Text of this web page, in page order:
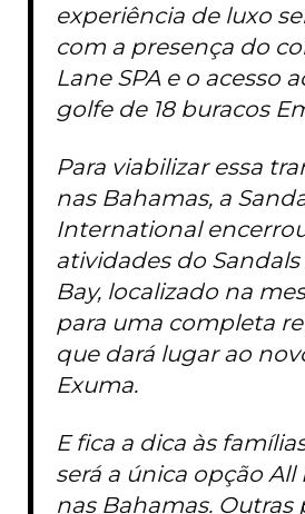
experiência de luxo
com a presença do
Lane SPA e o acesso
golfe de 18 buracos
Para viabilizar essa
nas Bahamas, a
International
atividades do
Bay, localizado na
para uma completa
que dará lugar ao
Exuma.
E fica a dica às
será a única opção All
nas Bahamas. Outras